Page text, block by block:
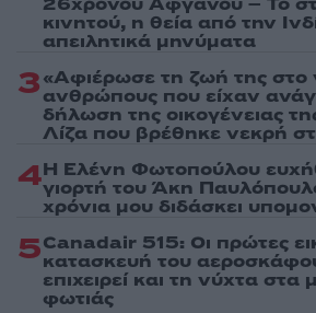
κινητού, η θεία από την
απειλητικά μηνύματα
3«Αφιέρωσε τη ζωή της
ανθρώπους που είχαν
δήλωση της οικογένειας
Λίζα που βρέθηκε νεκρή
4Η Ελένη Φωτοπούλου
γιορτή του Άκη
χρόνια μου διδάσκει
5Canadair 515: Οι πρώτες
κατασκευή του
επιχειρεί και τη νύχτα στα
φωτιάς